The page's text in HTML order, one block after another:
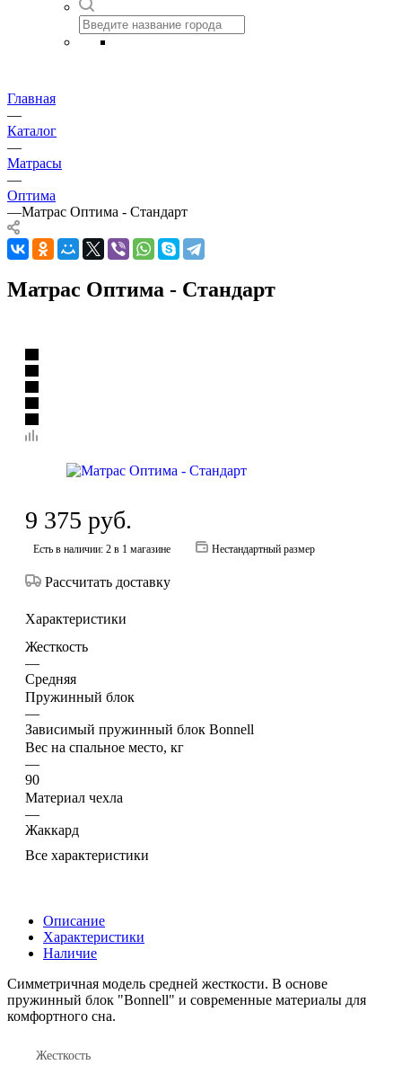
Главная
—
Каталог
—
Матрасы
—
Оптима
—Матрас Оптима - Стандарт
Матрас Оптима - Стандарт
9 375 руб.
Есть в наличии: 2 в 1 магазине Нестандартный размер
Рассчитать доставку
Характеристики
Жесткость
—
Средняя
Пружинный блок
—
Зависимый пружинный блок Bonnell
Вес на спальное место, кг
—
90
Материал чехла
—
Жаккард
Все характеристики
Описание
Характеристики
Наличие
Симметричная модель средней жесткости. В основе
пружинный блок "Bonnell" и современные материалы для
комфортного сна.
Жесткость